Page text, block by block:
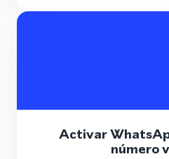
Activar
número